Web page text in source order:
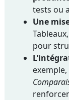
tests ou
Une
pour